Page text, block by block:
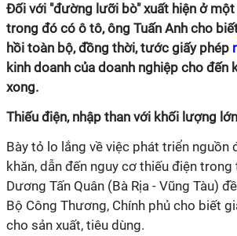
Đối với "đường lưỡi bò" xuất hiện ở
trong đó có ô tô, ông Tuấn Anh cho
hồi toàn bộ, đồng thời, tước giấy phép
kinh doanh của doanh nghiệp cho đến
xong.
Thiếu điện, nhập than với khối lượng lớn
Bày tỏ lo lắng về việc phát triển nguồn
khăn, dẫn đến nguy cơ thiếu điện
Dương Tấn Quân (Bà Rịa - Vũng Tàu)
Bộ Công Thương, Chính phủ cho biết
cho sản xuất, tiêu dùng.